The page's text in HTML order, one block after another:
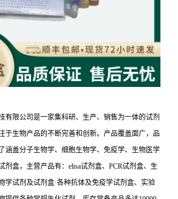
有限公司是一家集科研、生产、销售为一体的试剂
于生物产品的不断完善和创新。产品覆盖面广，品
涵盖分子生物学、细胞生物学、免疫学、生物医学
剂盒，主营产品有：elisa试剂盒、PCR试剂盒、生
学试剂及试剂盒·各种抗体及免疫学试剂盒、实验